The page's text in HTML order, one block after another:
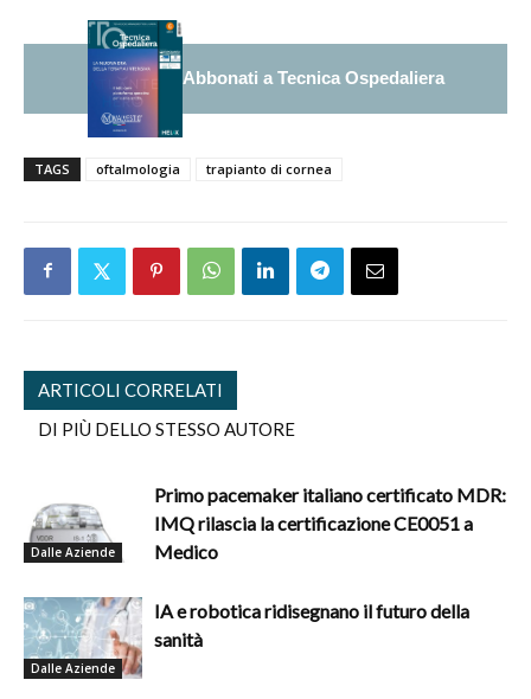
Abbonati a Tecnica Ospedaliera
TAGS oftalmologia trapianto di cornea
ARTICOLI CORRELATI
DI PIÙ DELLO STESSO AUTORE
Dalle Aziende
Primo pacemaker italiano certificato MDR:
IMQ rilascia la certificazione CE0051 a
Medico
Dalle Aziende
IA e robotica ridisegnano il futuro della
sanità